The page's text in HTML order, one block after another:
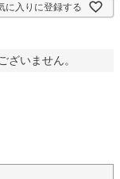
に入りに登録する
ざいません。